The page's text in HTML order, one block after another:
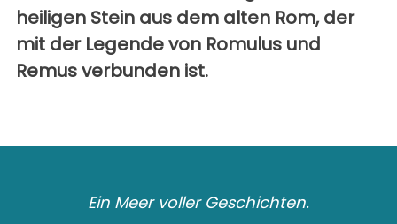
heiligen Stein aus dem alten Rom, der
mit der Legende von Romulus und
Remus verbunden ist.
Ein Meer voller Geschichten.